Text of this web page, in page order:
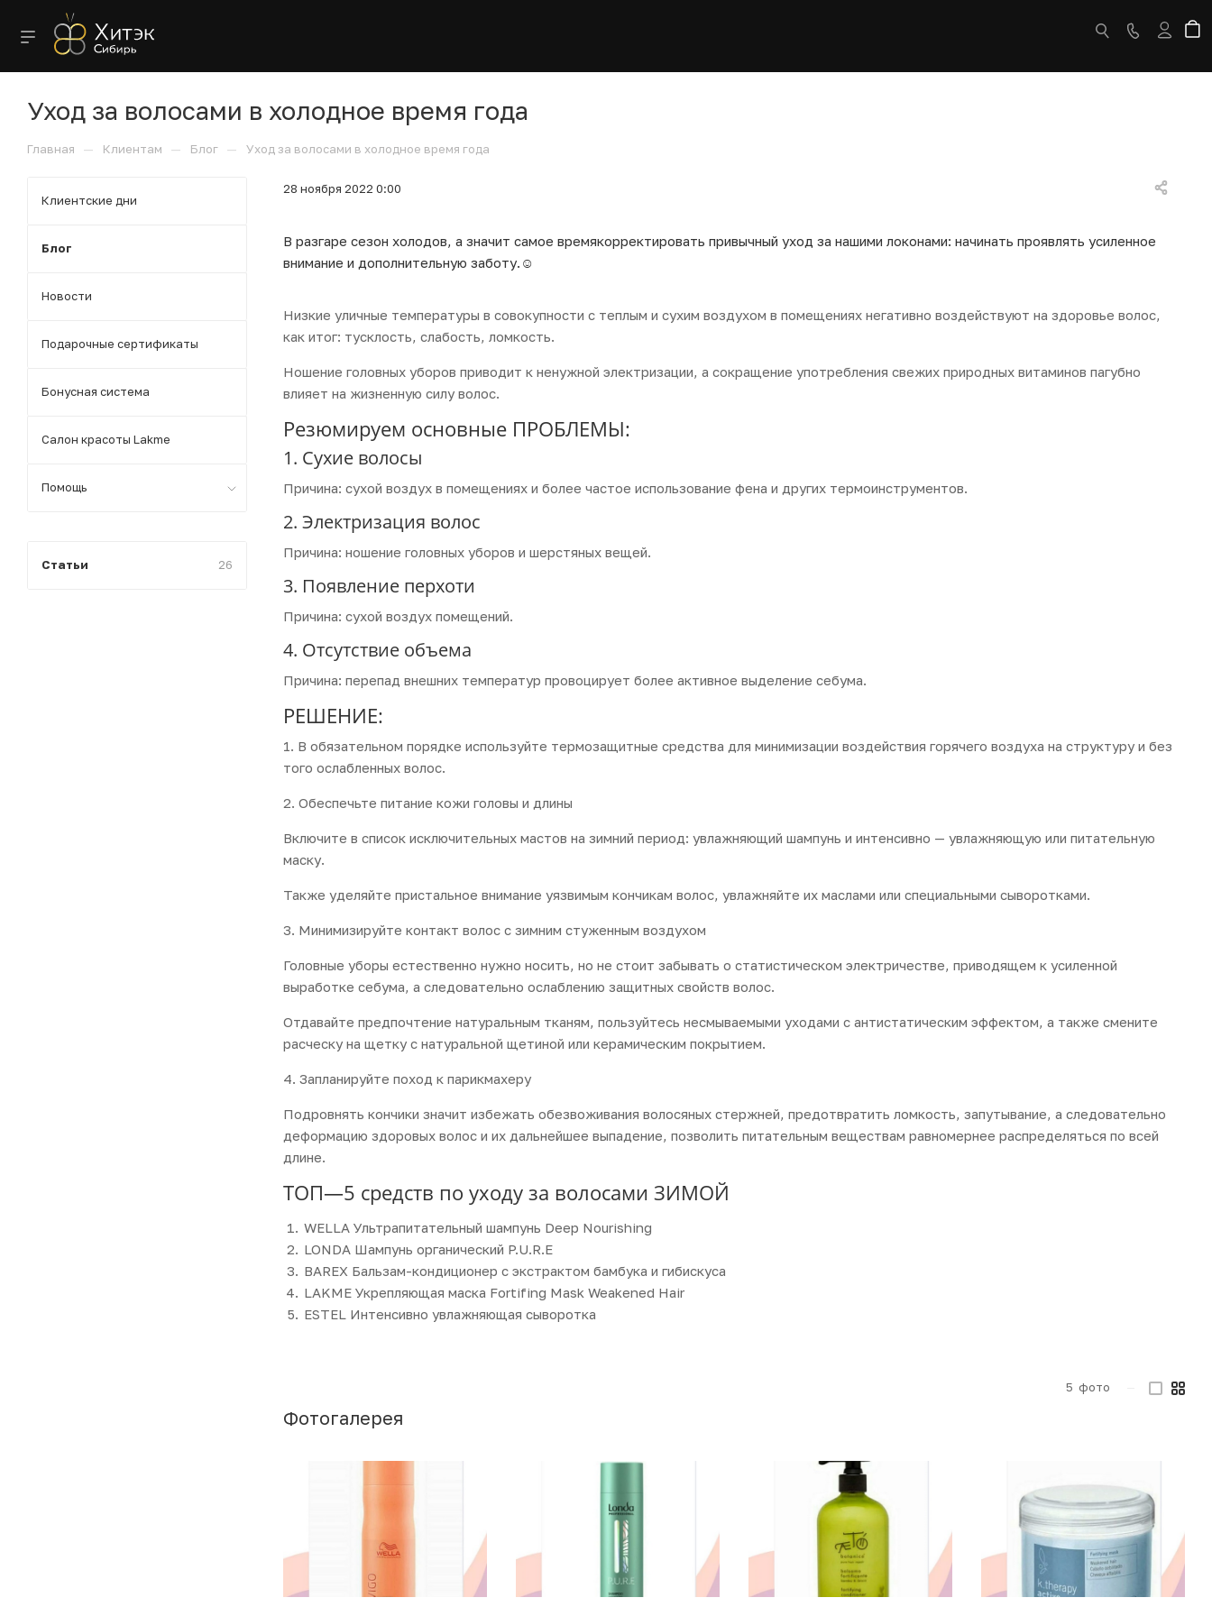
Уход за волосами в холодное время года
Главная — Клиентам — Блог — Уход за волосами в холодное время года
28 ноября 2022 0:00
В разгаре сезон холодов, а значит самое времякорректировать привычный уход за нашими локонами: начинать проявлять усиленное
внимание и дополнительную заботу.☺
Низкие уличные температуры в совокупности с теплым и сухим воздухом в помещениях негативно воздействуют на здоровье волос,
как итог: тусклость, слабость, ломкость.
Ношение головных уборов приводит к ненужной электризации, а сокращение употребления свежих природных витаминов пагубно
влияет на жизненную силу волос.
Резюмируем основные ПРОБЛЕМЫ:
1. Сухие волосы
Причина: сухой воздух в помещениях и более частое использование фена и других термоинструментов.
2. Электризация волос
Причина: ношение головных уборов и шерстяных вещей.
3. Появление перхоти
Причина: сухой воздух помещений.
4. Отсутствие объема
Причина: перепад внешних температур провоцирует более активное выделение себума.
РЕШЕНИЕ:
1. В обязательном порядке используйте термозащитные средства для минимизации воздействия горячего воздуха на структуру и без
того ослабленных волос.
2. Обеспечьте питание кожи головы и длины
Включите в список исключительных мастов на зимний период: увлажняющий шампунь и интенсивно — увлажняющую или питательную
маску.
Также уделяйте пристальное внимание уязвимым кончикам волос, увлажняйте их маслами или специальными сыворотками.
3. Минимизируйте контакт волос с зимним стуженным воздухом
Головные уборы естественно нужно носить, но не стоит забывать о статистическом электричестве, приводящем к усиленной
выработке себума, а следовательно ослаблению защитных свойств волос.
Отдавайте предпочтение натуральным тканям, пользуйтесь несмываемыми уходами с антистатическим эффектом, а также смените
расческу на щетку с натуральной щетиной или керамическим покрытием.
4. Запланируйте поход к парикмахеру
Подровнять кончики значит избежать обезвоживания волосяных стержней, предотвратить ломкость, запутывание, а следовательно
деформацию здоровых волос и их дальнейшее выпадение, позволить питательным веществам равномернее распределяться по всей
длине.
ТОП—5 средств по уходу за волосами ЗИМОЙ
WELLA Ультрапитательный шампунь Deep Nourishing
LONDA Шампунь органический P.U.R.E
BAREX Бальзам-кондиционер с экстрактом бамбука и гибискуса
LAKME Укрепляющая маска Fortifing Mask Weakened Hair
ESTEL Интенсивно увлажняющая сыворотка
Фотогалерея
5 фото
Клиентские дни
Блог
Новости
Подарочные сертификаты
Бонусная система
Салон красоты Lakme
Помощь
Статьи 26